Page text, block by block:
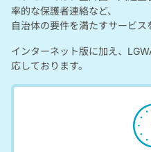
率的な保護者連絡など、
自治体の要件を満たすサービス
インターネット版に加え、
応しております。